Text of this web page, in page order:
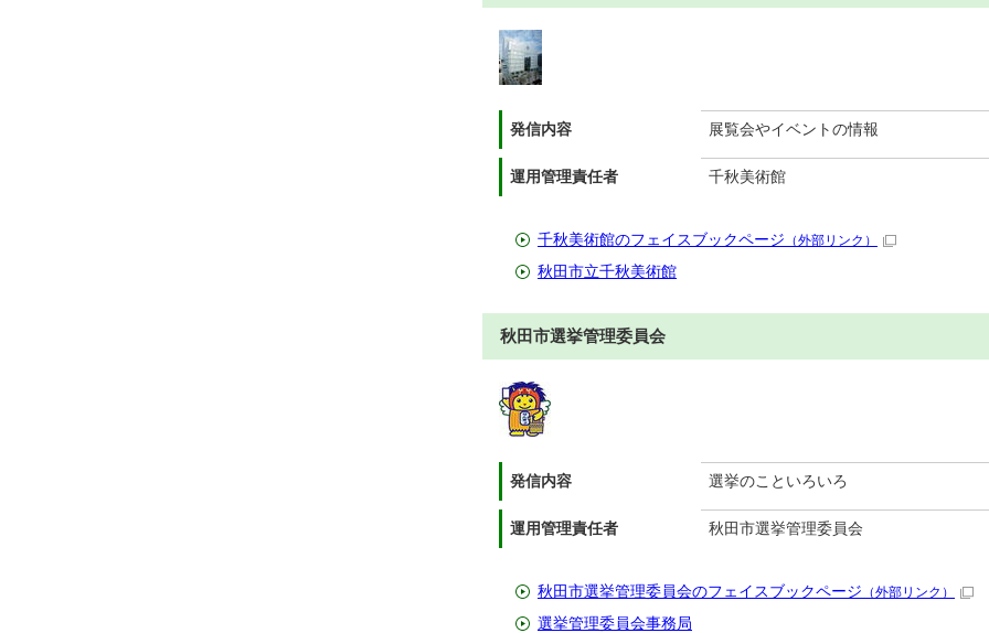
発信内容 展覧会やイベントの情報
運用管理責任者 千秋美術館
千秋美術館のフェイスブックページ （外部リンク）
秋田市立千秋美術館
秋田市選挙管理委員会
発信内容 選挙のこといろいろ
運用管理責任者 秋田市選挙管理委員会
秋田市選挙管理委員会のフェイスブックページ （外部リンク）
選挙管理委員会事務局